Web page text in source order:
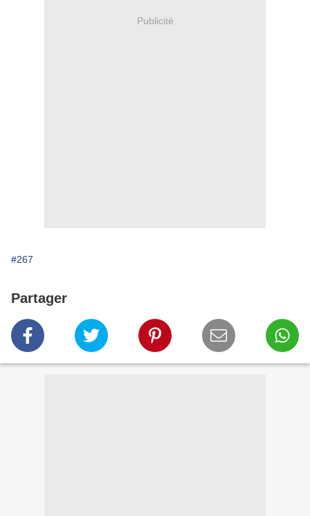
Publicité
#267
Partager